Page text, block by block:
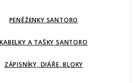
PENĚŽENKY SANTORO
KABELKY A TAŠKY SANTORO
ZÁPISNÍKY, DIÁŘE, BLOKY